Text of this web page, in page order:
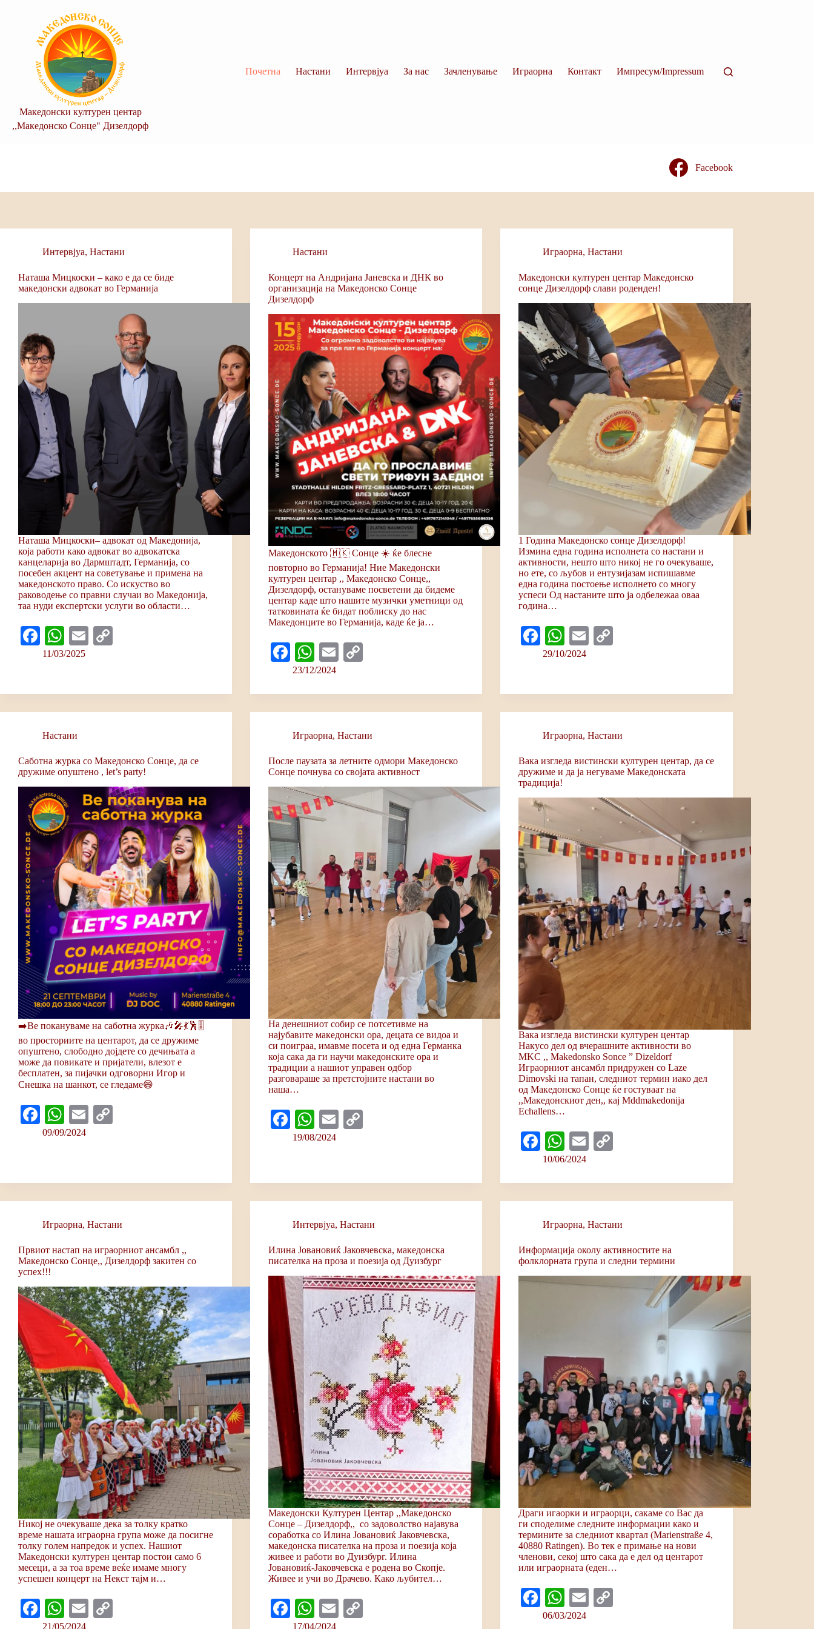
Македонски културен центар
,,Македонско Сонце" Дизелдорф
Почетна Настани Интервјуа За нас Зачленување Играорна Контакт Импресум/Impressum
Facebook
Интервјуa, Настани
Наташа Мицкоски – како е да се биде
македонски адвокат во Германија
Наташа Мицкоски– адвокат од Македонија,
која работи како адвокат во адвокатска
канцеларија во Дармштадт, Германија, со
посебен акцент на советување и примена на
македонското право. Со искуство во
раководење со правни случаи во Македонија,
таа нуди експертски услуги во области…
Fa
ce
ok
W
ha
A
pp
E
Li
nk
11/03/2025
Настани
Концерт на Андријана Јаневска и ДНК во
oрганизација на Македонско Сонце
Дизелдорф
Македонското 🇲🇰 Сонце ☀️ ќе блесне
повторно во Германија! Ние Македонски
културен центар ,, Македонско Сонце,,
Дизелдорф, остануваме посветени да бидеме
центар каде што нашите музички уметници од
татковината ќе бидат поблиску до нас
Македонците во Германија, каде ќе ја…
Fa
ce
bo
ok
W
ha
ts
A
pp
E
ail y
Li
nk
23/12/2024
Играорна,Настани
Македонски културен центар Македонско
сонце Дизелдорф слави роденден!
1 Година Македонско сонце Дизелдорф!
Измина една година исполнета со настани и
активности, нешто што никој не го очекуваше,
но ете, со љубов и ентузијазам испишавме
една година постоење исполнето со многу
успеси Од настаните што ја одбележаа оваа
година…
Fa
ce
ok
W
ha
A
pp
E
Li
nk
29/10/2024
Настани
Саботна журка со Мaкедонско Сонце, да се
дружиме опуштено , let’s party!
➡️Ве покануваме на саботна журка🎶🎤💃🕺🎚
во просториите на центарот, да се дружиме
опуштено, слободно дојдете со дечињата а
може да повикате и пријатели, влезот е
бесплатен, за пијачки одговорни Игор и
Снешка на шанкот, се гледаме😄
Fa
ce
W
ha
E
09/09/2024
Играорна,Настани
После паузата за летните одмори Македонско
Сонце почнува со својата активност
На денешниот собир се потсетивме на
најубавите македонски ора, децата се видоа и
си поиграа, имавме посета и од една Германка
која сака да ги научи македонските ора и
традиции а нашиот управен одбор
разговараше за претстојните настани во
наша…
Fa
ce
ok
W
ha
A
pp
E
Li
nk
19/08/2024
Играорна,Настани
Вака изгледа вистински културен центар, да се
дружиме и да ја негуваме Македонската
традиција!
Вака изгледа вистински културен центар
Накусо дел од вчерашните активности во
MKC ,, Makedonsko Sonce ” Dizeldorf
Играорниот ансамбл придружен со Laze
Dimovski на тапан, следниот термин иако дел
од Македонско Сонце ќе гостуваат на
,,Македонскиот ден,, кај Mddmakedonija
Echallens…
Fa
ce
bo
ok
W
ha
ts
A
pp
E
ail y
Li
nk
10/06/2024
Играорна, Настани
Првиот настап на играорниот ансамбл ,,
Македонско Сонце,, Дизелдорф закитен со
успех!!!
Никој не очекуваше дека за толку кратко
време нашата играорна група може да посигне
толку голем напредок и успех. Нашиот
Македонски културен центар постои само 6
месеци, а за тоа време веќе имаме многу
успешен концерт на Некст тајм и…
Fa W
E
21/05/2024
Интервјуa,Настани
Илина Јовановиќ Јаковчевска, македонска
писателка на проза и поезија од Дуизбург
Македонски Културен Центар ,,Македонско
Сонце – Дизелдорф,, со задоволство најавува
соработка со Илина Јовановиќ Јаковчевска,
македонска писателка на проза и поезија која
живее и работи во Дуизбург. Илина
Јовановиќ-Јаковчевска е родена во Скопје.
Живее и учи во Драчево. Како љубител…
Fa W
E
17/04/2024
Играорна,Настани
Информација околу активностите на
фолклорната група и следни термини
Драги игаорки и играорци, сакаме со Вас да
ги споделиме следните информации како и
термините за следниот квартал (Marienstraße 4,
40880 Ratingen). Во тек е примање на нови
членови, секој што сака да е дел од центарот
или играорната (еден…
Fa
ce
W
ha
E
06/03/2024